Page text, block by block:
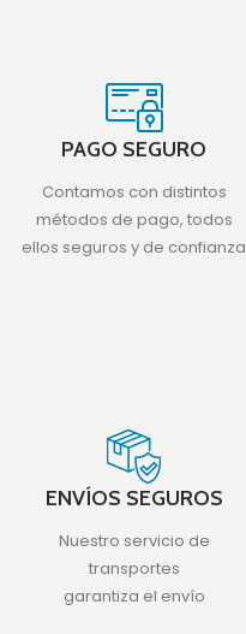
PAGO SEGURO
Contamos con distintos
métodos de pago, todos
ellos seguros y de confianza
ENVÍOS SEGUROS
Nuestro servicio de
transportes
garantiza el envío